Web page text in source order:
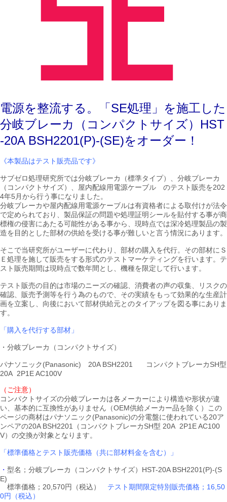
電源を整流する。
「SE処理」を施工した
分岐ブレーカ（コンパクトサイズ）HST
-20A BSH2201(P)-(SE)をオーダー！
《本製品はテスト販売品です》
サブゼロ処理研究所では分岐ブレーカ（標準タイプ）、分岐ブレーカ
（コンパクトサイズ）、屋内配線用電源ケーブル のテスト販売を202
4年5月から行う事になりました。
分岐ブレーカや屋内配線用電源ケーブルは有資格者による取付けが法令
で定められており、製品保証の問題や処理証明シールを貼付する事が商
標権の侵害にあたる可能性がある事から、現時点では深冷処理製品の製
造を目的とした部材の供給を受ける事が難しいと言う情況にあります。
そこで当研究所がユーザーに代わり、部材の購入を代行。その部材にＳ
Ｅ処理を施して販売をする形式のテストマーケティングを行います。テ
スト販売期間は現時点で数年間とし、機種を限定して行います。
テスト販売の目的は市場のニーズの確認、消費者の声の収集、リスクの
確認、販売予測等を行う為のもので、その実績をもって効果的な生産計
画を立案し、向後において部材供給元とのタイアップを図る事にありま
す。
「購入を代行する部材」
・分岐ブレーカ（コンパクトサイズ）
パナソニック(Panasonic) 20A BSH2201
コンパクトブレーカSH型
20A 2P1E AC100V
（ご注意）
コンパクトサイズの分岐ブレーカは各メーカーにより構造や形状が違
い、基本的に互換性がありません（OEM供給メーカー品を除く）この
ページの商材はパナソニック(Panasonic)の分電盤に使われている20ア
ンペアの20A BSH2201（コンパクトブレーカSH型 20A 2P1E AC100
V）の交換が対象となります。
「標準価格とテスト販売価格（共に部材料金を含む）」
・ 型名；分岐ブレーカ（コンパクトサイズ）HST-20A BSH2201(P)-(S
E)
標準価格；20,570円（税込） テスト期間限定特別販売価格；16,50
0円（税込）